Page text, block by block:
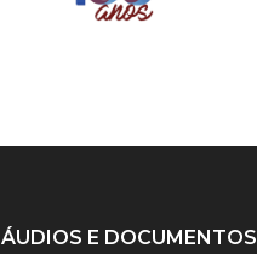
ÁUDIOS E DOCUMENTOS